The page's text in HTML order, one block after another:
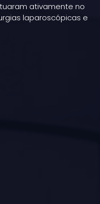
ativamente no
laparoscópicas e